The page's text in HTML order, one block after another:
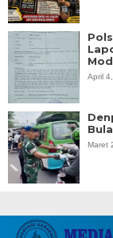
April
Maret